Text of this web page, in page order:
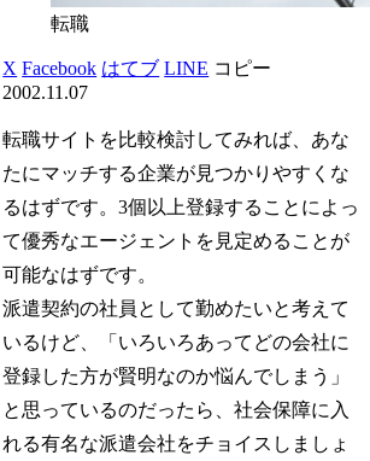
転職
X Facebook はてブ LINE コピー
2002.11.07
転職サイトを比較検討してみれば、あな
たにマッチする企業が見つかりやすくな
るはずです。3個以上登録することによっ
て優秀なエージェントを見定めることが
可能なはずです。
派遣契約の社員として勤めたいと考えて
いるけど、「いろいろあってどの会社に
登録した方が賢明なのか悩んでしまう」
と思っているのだったら、社会保障に入
れる有名な派遣会社をチョイスしましょ